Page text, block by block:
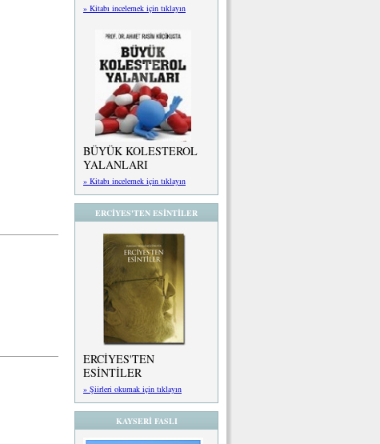
» Kitabı incelemek için tıklayın
BÜYÜK KOLESTEROL
YALANLARI
» Kitabı incelemek için tıklayın
ERCİYES'TEN ESİNTİLER
ERCİYES'TEN
ESİNTİLER
» Şiirleri okumak için tıklayın
KAYSERİ FASLI